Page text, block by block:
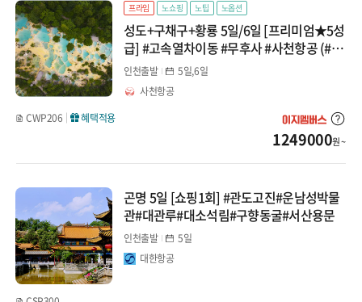
프라임 노쇼핑 노팁 노옵션
성도+구채구+황룡 5일/6일 [프리미엄★5성
급] #고속열차이동 #무후사 #사천항공 (#낙
산대불유람선)
인천출발
5일,6일
사천항공
CWP206
혜택적용
1249000원 ~
곤명 5일 [쇼핑1회] #관도고진#운남성박물
관#대관루#대소석림#구향동굴#서산용문
인천출발
5일
대한항공